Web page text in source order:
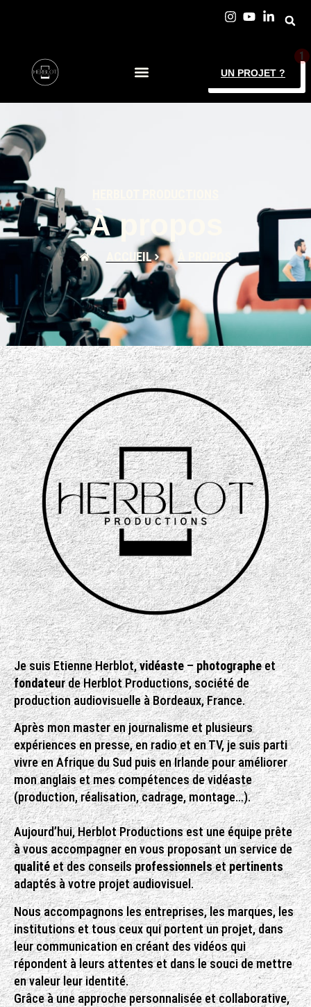
UN PROJET ?
À propos
ACCUEIL À PROPOS
Je suis Etienne Herblot,vidéaste–photographeet
fondateurde Herblot Productions, société de
production audiovisuelle à Bordeaux, France.
Après mon master en journalisme et plusieurs
expériences en presse, en radio et en TV, je suis parti
vivre en Afrique du Sud puis en Irlande pour améliorer
mon anglais et mes compétences de vidéaste
(production, réalisation, cadrage, montage…).
Aujourd’hui, Herblot Productions est une équipe prête
à vous accompagner en vous proposant un service de
qualitéet des conseilsprofessionnelsetpertinents
adaptés à votre projet audiovisuel.
Nous accompagnons les entreprises, les marques, les
institutions et tous ceux qui portent un projet, dans
leur communication en créant des vidéos qui
répondent à leurs attentes et dans le souci de mettre
en valeur leur identité.
Grâce à une approche personnalisée et collaborative,